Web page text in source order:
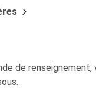
de renseignement,